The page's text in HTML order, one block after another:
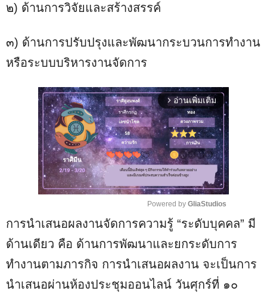
๒) ด้านการวิจัยและสร้างสรรค์
๓) ด้านการปรับปรุงและพัฒนากระบวนการทำงาน
หรือระบบบริหารงานจัดการ
arrow_forward_ios อ่านเพิ่มเติม
M
e
Powered by GliaStudios
การนำเสนอผลงานจัดการความรู้ “ระดับบุคคล” มี
ด้านเดียว คือ ด้านการพัฒนาและยกระดับการ
ทำงานตามภารกิจ การนำเสนอผลงาน จะเป็นการ
นำเสนอผ่านห้องประชุมออนไลน์ วันศุกร์ที่ ๑๐